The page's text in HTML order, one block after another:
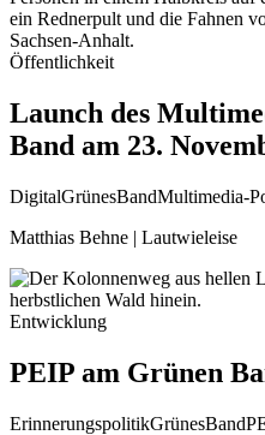
Öffentlichkeit
Launch des
Band am 23.
DigitalGrünesBandMultimedia-
Matthias Behne | Lautwieleise
Entwicklung
PEIP am Grünen
ErinnerungspolitikGrünesBand